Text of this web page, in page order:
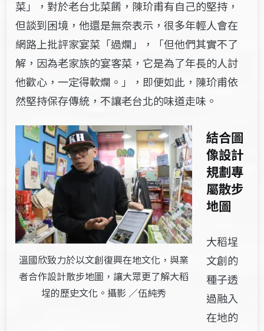
菜」，對於老台北菜餚，陳玠甫有自己的堅持，
但談到困境，他還是無奈表示，很多年輕人會在
網路上批評家宴菜「過爛」，「但他們其實不了
解，因為老家族的宴客菜，它是為了年長的人討
他歡心，一定得軟爛。」，即便如此，陳玠甫依
然堅持保存傳統，不讓老台北的味道走味。
溫國欣致力於以文創復興在地文化，與業
者合作設計散步地圖，讓大眾更了解大稻
埕的歷史文化。攝影 ／伍純秀
結合圖
像設計
規劃專
屬散步
地圖
大稻埕
文創的
種子透
過融入
在地的